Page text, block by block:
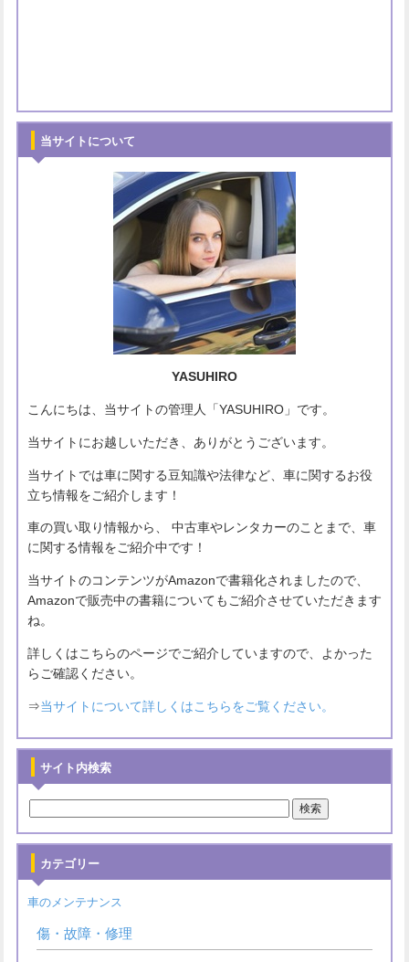
当サイトについて
YASUHIRO
こんにちは、当サイトの管理人「YASUHIRO」です。
当サイトにお越しいただき、ありがとうございます。
当サイトでは車に関する豆知識や法律など、車に関するお役
立ち情報をご紹介します！
車の買い取り情報から、 中古車やレンタカーのことまで、車
に関する情報をご紹介中です！
当サイトのコンテンツがAmazonで書籍化されましたので、
Amazonで販売中の書籍についてもご紹介させていただきます
ね。
詳しくはこちらのページでご紹介していますので、よかった
らご確認ください。
⇒当サイトについて詳しくはこちらをご覧ください。
サイト内検索
カテゴリー
車のメンテナンス
傷・故障・修理